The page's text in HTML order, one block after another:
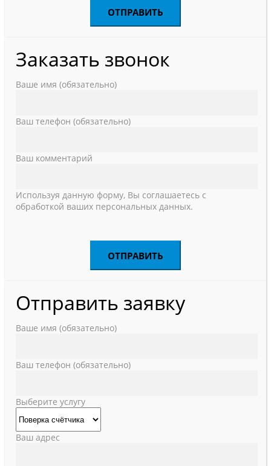
Заказать звонок
Ваше имя (обязательно)
Ваш телефон (обязательно)
Ваш комментарий
Используя данную форму, Вы соглашаетесь с
обработкой ваших персональных данных.
Отправить заявку
Ваше имя (обязательно)
Ваш телефон (обязательно)
Выберите услугу
Ваш адрес